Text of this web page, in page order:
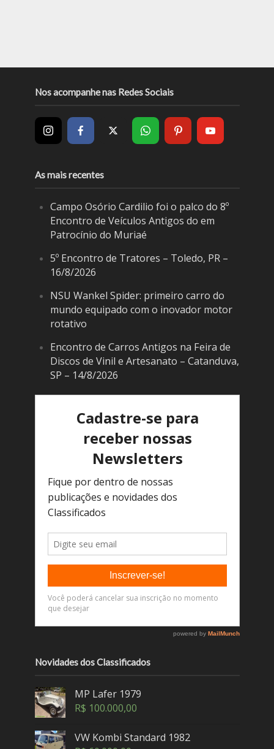
Nos acompanhe nas Redes Sociais
As mais recentes
Campo Osório Cardilio foi o palco do 8º
Encontro de Veículos Antigos do em
Patrocínio do Muriaé
5º Encontro de Tratores – Toledo, PR –
16/8/2026
NSU Wankel Spider: primeiro carro do
mundo equipado com o inovador motor
rotativo
Encontro de Carros Antigos na Feira de
Discos de Vinil e Artesanato – Catanduva,
SP – 14/8/2026
Novidades dos Classificados
MP Lafer 1979
R$ 100.000,00
VW Kombi Standard 1982